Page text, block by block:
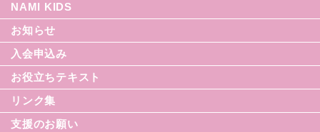
てんかん月間
シリーズ援助の実際
てんかん入門シリーズ
なみセレクション
てんかんのDVD
NAMI KIDS
お知らせ
入会申込み
お役立ちテキスト
リンク集
支援のお願い